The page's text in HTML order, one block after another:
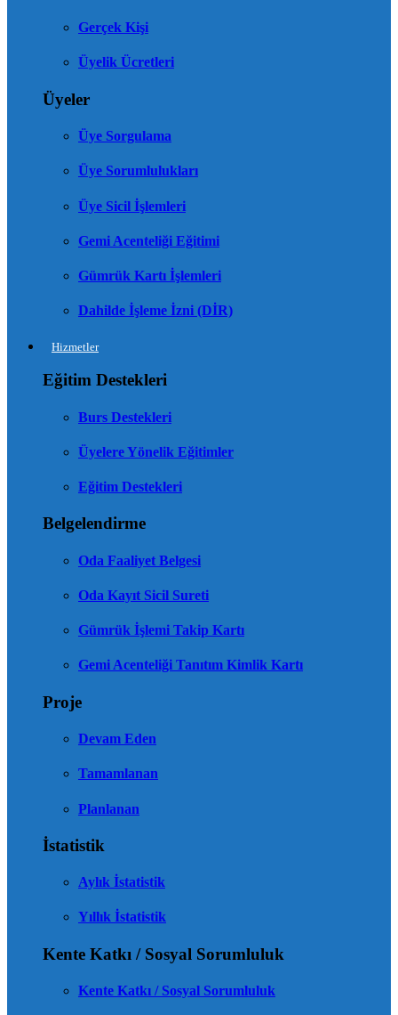
Gerçek Kişi
Üyelik Ücretleri
Üyeler
Üye Sorgulama
Üye Sorumlulukları
Üye Sicil İşlemleri
Gemi Acenteliği Eğitimi
Gümrük Kartı İşlemleri
Dahilde İşleme İzni (DİR)
Hizmetler
Eğitim Destekleri
Burs Destekleri
Üyelere Yönelik Eğitimler
Eğitim Destekleri
Belgelendirme
Oda Faaliyet Belgesi
Oda Kayıt Sicil Sureti
Gümrük İşlemi Takip Kartı
Gemi Acenteliği Tanıtım Kimlik Kartı
Proje
Devam Eden
Tamamlanan
Planlanan
İstatistik
Aylık İstatistik
Yıllık İstatistik
Kente Katkı / Sosyal Sorumluluk
Kente Katkı / Sosyal Sorumluluk